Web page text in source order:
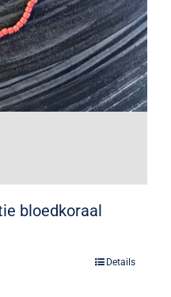
bloedkoraal
Details